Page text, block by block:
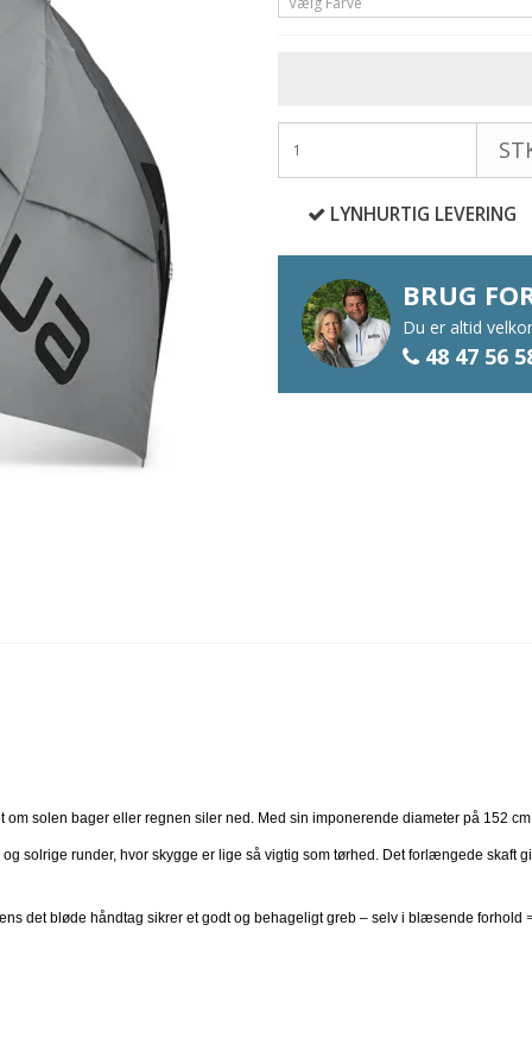
LYNHURTIG LEVERING
BRUG
Du er altid
48 47 56
solen bager eller regnen siler ned. Med sin imponerende diameter på 152
solrige runder, hvor skygge er lige så vigtig som tørhed. Det forlængede skaft
det bløde håndtag sikrer et godt og behageligt greb – selv i blæsende forhold